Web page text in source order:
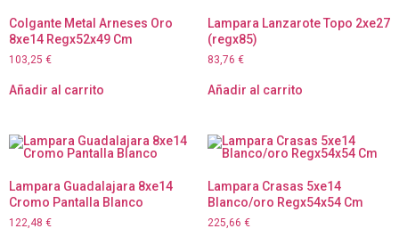
Colgante Metal Arneses Oro
8xe14 Regx52x49 Cm
103,25 €
Añadir al carrito
Lampara Lanzarote Topo 2xe27
(regx85)
83,76 €
Añadir al carrito
Lampara Guadalajara 8xe14
Cromo Pantalla Blanco
122,48 €
Lampara Crasas 5xe14
Blanco/oro Regx54x54 Cm
225,66 €